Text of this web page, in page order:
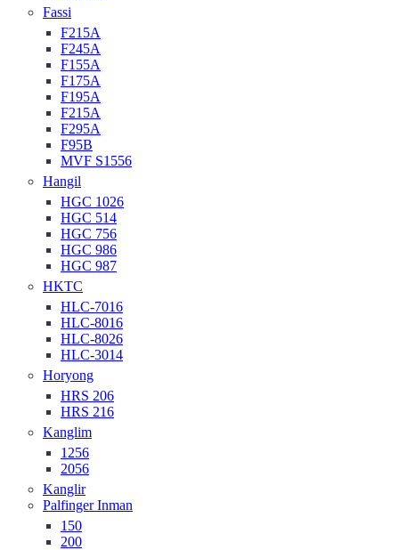
Fassi
F215A
F245A
F155A
F175A
F195A
F215A
F295A
F95B
MVF S1556
Hangil
HGC 1026
HGC 514
HGC 756
HGC 986
HGC 987
HKTC
HLC-7016
HLC-8016
HLC-8026
HLC-3014
Horyong
HRS 206
HRS 216
Kanglim
1256
2056
Kanglir
Palfinger Inman
150
200